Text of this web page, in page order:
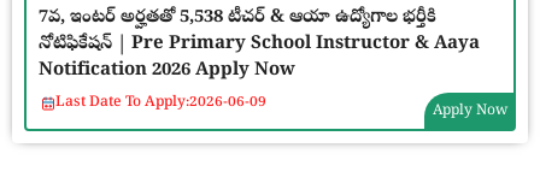
7వ, ఇంటర్ అర్హతతో 5,538 టీచర్ & ఆయా ఉద్యోగాల భర్తీకి
నోటిఫికేషన్ | Pre Primary School Instructor & Aaya
Notification 2026 Apply Now
Last Date To Apply:2026-06-09 Apply Now